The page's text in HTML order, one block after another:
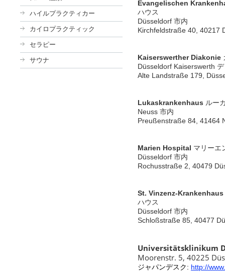
ハイルプラクティカー
カイロプラクティック
セラピー
サウナ
Evangelischen
ハウス
Düsseldorf 市内
Kirchfeldstraße 40, 40217
Kaiserswerther Diakonie
Düsseldorf Kaiserswerth
Alte Landstraße 179,
Lukaskrankenhaus ルー
Neuss 市内
Preußenstraße 84, 41464
Marien Hospital マリーエ
Düsseldorf 市内
Rochusstraße 2, 40479
St. Vinzenz-Krankenhaus
ハウス
Düsseldorf 市内
Schloßstraße 85, 40477
Universitätsklinikum
Moorenstr. 5, 40225
ジャパンデスク: http://